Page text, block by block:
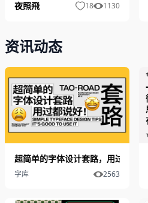
夜照飛 18 1130
资讯动态
超简单的字体设计套路，用过都说好
字库 2563